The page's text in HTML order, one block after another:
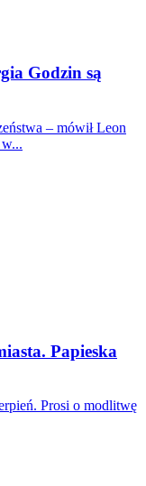
Godzin są
– mówił Leon
Papieska
Prosi o modlitwę